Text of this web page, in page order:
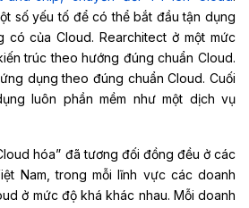
số yếu tố để có thể bắt đầu tận dụng
của Cloud. Rearchitect ở một mức
trúc theo hướng đúng chuẩn Cloud.
dụng theo đúng chuẩn Cloud. Cuối
luôn phần mềm như một dịch vụ
hóa” đã tương đối đồng đều ở các
Nam, trong mỗi lĩnh vực các doanh
ở mức độ khá khác nhau. Mỗi doanh